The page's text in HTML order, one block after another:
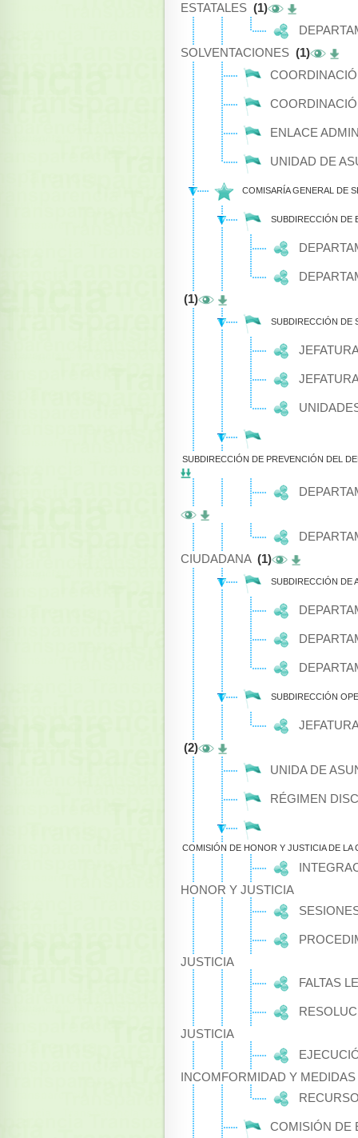
ESTATALES (1)
SOLVENTACIONES (1)
ENLACE
UNIDAD DE
COMISARÍA GENERAL DE
SUBDIRECCIÓN DE
(1)
SUBDIRECCIÓN DE
SUBDIRECCIÓN DE PREVENCIÓN DEL
CIUDADANA (1)
SUBDIRECCIÓN DE
SUBDIRECCIÓN
(2)
UNIDA DE
RÉGIMEN
COMISIÓN DE HONOR Y JUSTICIA DE LA
HONOR Y JUSTICIA
JUSTICIA
FALTAS
JUSTICIA
INCOMFORMIDAD Y
COMISIÓN DE